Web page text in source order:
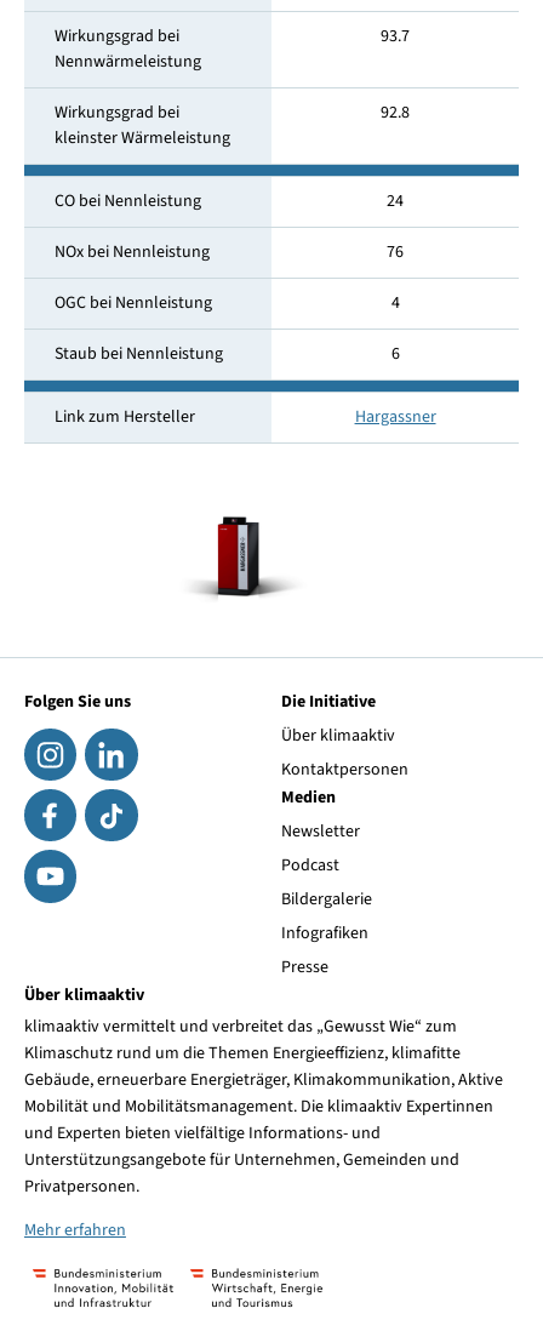
Wirkungsgrad bei
Nennwärmeleistung
93.7
Wirkungsgrad bei
kleinster Wärmeleistung
92.8
CO bei Nennleistung 24
NOx bei Nennleistung 76
OGC bei Nennleistung 4
Staub bei Nennleistung 6
Link zum Hersteller Hargassner
Folgen Sie uns
Die Initiative
Über klimaaktiv
Kontaktpersonen
Medien
Newsletter
Podcast
Bildergalerie
Infografiken
Presse
Über klimaaktiv
klimaaktiv vermittelt und verbreitet das „Gewusst Wie“ zum
Klimaschutz rund um die Themen Energieeffizienz, klimafitte
Gebäude, erneuerbare Energieträger, Klimakommunikation, Aktive
Mobilität und Mobilitätsmanagement. Die klimaaktiv Expertinnen
und Experten bieten vielfältige Informations- und
Unterstützungsangebote für Unternehmen, Gemeinden und
Privatpersonen.
Mehr erfahren